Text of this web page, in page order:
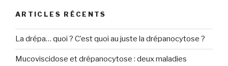
ARTICLES RÉCENTS
La drépa… quoi ? C’est quoi au juste la drépanocytose ?
Mucoviscidose et drépanocytose : deux maladies